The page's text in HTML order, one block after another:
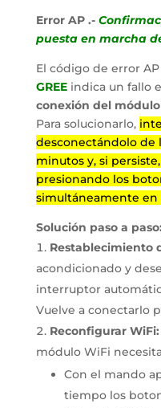
Error AP .-
puesta en marcha
El código de error
GREEindica un fallo
conexión del
Para solucionarlo,
desconectándolo de
minutos y, si
presionando los
simultáneamente
Solución paso a paso:
Restablecimiento
acondicionado y
interruptor
Vuelve a conectarlo
Reconfigurar WiFi:
módulo WiFi
Con el mando
tiempo los